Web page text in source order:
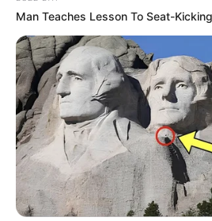
Man Teaches Lesson To Seat-